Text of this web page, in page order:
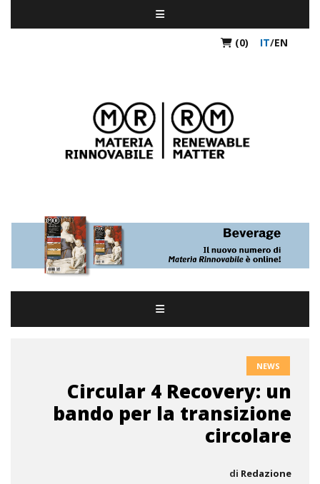
(0) IT/EN
NEWS
Circular 4 Recovery: un
bando per la transizione
circolare
di Redazione